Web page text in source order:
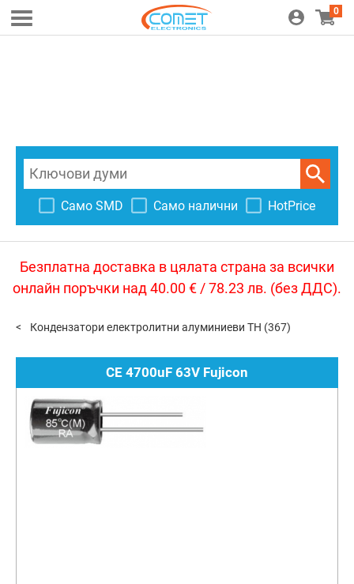
0
Само SMD Само налични HotPrice
Безплатна доставка в цялата страна за всички
онлайн поръчки над 40.00 € / 78.23 лв. (без ДДС).
Кондензатори електролитни алуминиеви TH (367)
CE 4700uF 63V Fujicon